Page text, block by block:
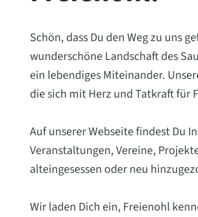
Schön, dass Du den Weg zu uns
wunderschöne Landschaft des
ein lebendiges Miteinander.
die sich mit Herz und Tatkraft für
Auf unserer Webseite findest Du
Veranstaltungen, Vereine,
alteingesessen oder neu
Wir laden Dich ein, Freienohl